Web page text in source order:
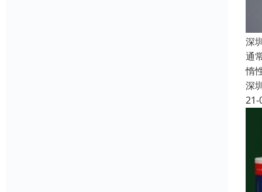
深
通
惰
深
21-